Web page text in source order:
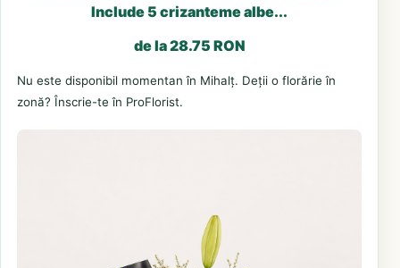
Include 5 crizanteme albe...
de la 28.75 RON
Nu este disponibil momentan în Mihalț. Deții o florărie în
zonă? Înscrie-te în ProFlorist.